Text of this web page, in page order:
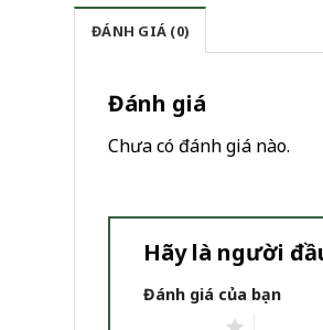
ĐÁNH GIÁ (0)
Đánh giá
Chưa có đánh giá nào.
Hãy là người
Đánh giá của bạn